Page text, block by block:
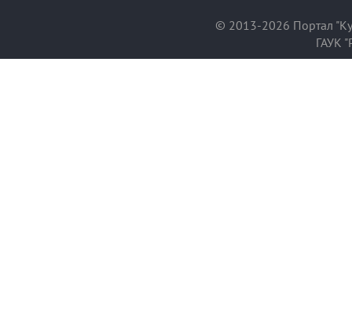
© 2013-2026 Портал
ГАУК